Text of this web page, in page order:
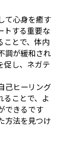
て心身を癒す
トする重要な
ことで、体内
調が緩和され
促し、ネガテ
己ヒーリング
ることで、よ
できるです
方法を見つけ